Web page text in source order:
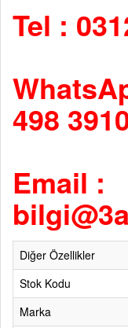
Tel :
498
Email :
Diğer Özellikler
Stok Kodu
Marka